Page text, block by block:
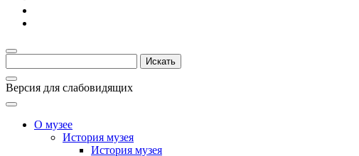
Версия для слабовидящих
О музее
История музея
История музея